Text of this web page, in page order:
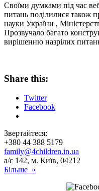
Своїми думками під час
питань поділилися також
науки України ,
Прозвучало багато
вирішенню назрілих
Share this:
Twitter
Facebook
Звертайтеся:
+380 44 388 5179
family@4children.in.ua
а/с 142, м. Київ, 04212
Більше »